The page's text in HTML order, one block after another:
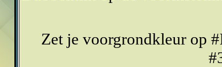
Zet je voorgrondkleur op